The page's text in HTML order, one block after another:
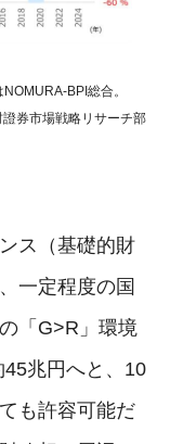
BPI総合。
證券市場戦略リサーチ部
ス（基礎的財
一定程度の国
「G>R」環境
兆円へと、10
も許容可能だ